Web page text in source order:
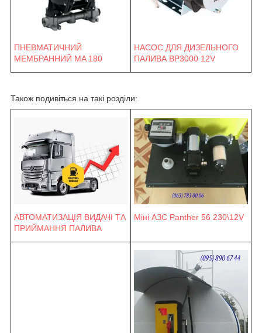
ПНЕВМАТИЧНИЙ
МЕМБРАННИЙ MA 180
НАСОС ДЛЯ ДИЗЕЛЬНОГО
ПАЛИВА BP3000 12V
Також подивіться на такі розділи:
АВТОМАТИЗАЦІЯ ВИДАЧІ ТА
ПРИЙМАННЯ ПАЛИВА
Міні АЗС Panther 56 230\12V